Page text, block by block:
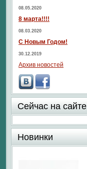
08.05.2020
8 марта!!!!
08.03.2020
С Новым Годом!
30.12.2019
Архив новостей
Сейчас на сайте
Новинки